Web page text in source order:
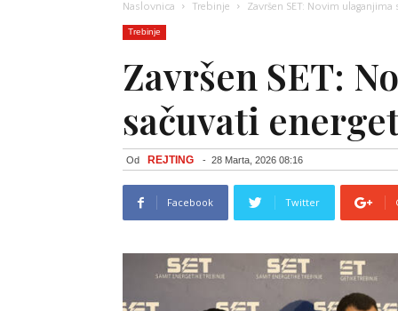
Naslovnica Trebinje Završen SET: Novim
Trebinje
Završen SET:
sačuvati
Od REJTING - 28 Marta, 2026 08:16
Facebook Twitter